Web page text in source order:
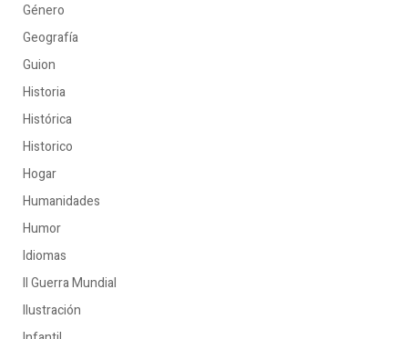
Género
Geografía
Guion
Historia
Histórica
Historico
Hogar
Humanidades
Humor
Idiomas
II Guerra Mundial
Ilustración